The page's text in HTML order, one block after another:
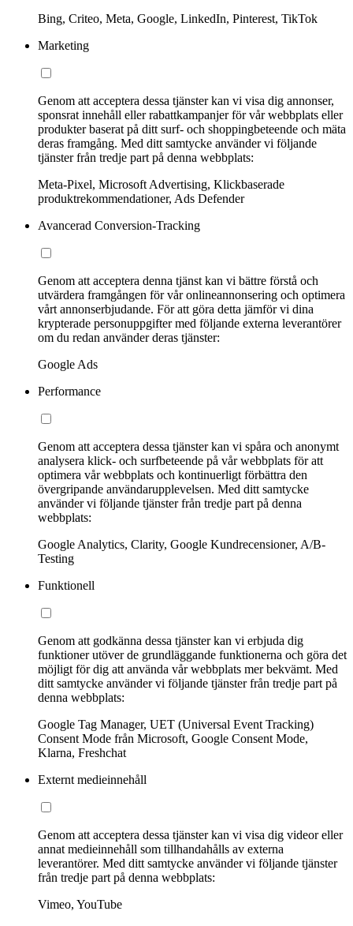
Bing, Criteo, Meta, Google, LinkedIn, Pinterest, TikTok
Marketing
Genom att acceptera dessa tjänster kan vi visa dig annonser,
sponsrat innehåll eller rabattkampanjer för vår webbplats eller
produkter baserat på ditt surf- och shoppingbeteende och mäta
deras framgång. Med ditt samtycke använder vi följande
tjänster från tredje part på denna webbplats:
Meta-Pixel, Microsoft Advertising, Klickbaserade
produktrekommendationer, Ads Defender
Avancerad Conversion-Tracking
Genom att acceptera denna tjänst kan vi bättre förstå och
utvärdera framgången för vår onlineannonsering och optimera
vårt annonserbjudande. För att göra detta jämför vi dina
krypterade personuppgifter med följande externa leverantörer
om du redan använder deras tjänster:
Google Ads
Performance
Genom att acceptera dessa tjänster kan vi spåra och anonymt
analysera klick- och surfbeteende på vår webbplats för att
optimera vår webbplats och kontinuerligt förbättra den
övergripande användarupplevelsen. Med ditt samtycke
använder vi följande tjänster från tredje part på denna
webbplats:
Google Analytics, Clarity, Google Kundrecensioner, A/B-
Testing
Funktionell
Genom att godkänna dessa tjänster kan vi erbjuda dig
funktioner utöver de grundläggande funktionerna och göra det
möjligt för dig att använda vår webbplats mer bekvämt. Med
ditt samtycke använder vi följande tjänster från tredje part på
denna webbplats:
Google Tag Manager, UET (Universal Event Tracking)
Consent Mode från Microsoft, Google Consent Mode,
Klarna, Freshchat
Externt medieinnehåll
Genom att acceptera dessa tjänster kan vi visa dig videor eller
annat medieinnehåll som tillhandahålls av externa
leverantörer. Med ditt samtycke använder vi följande tjänster
från tredje part på denna webbplats:
Vimeo, YouTube